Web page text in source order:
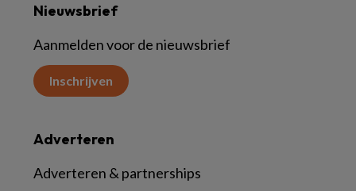
Nieuwsbrief
Aanmelden voor de nieuwsbrief
Inschrijven
Adverteren
Adverteren & partnerships